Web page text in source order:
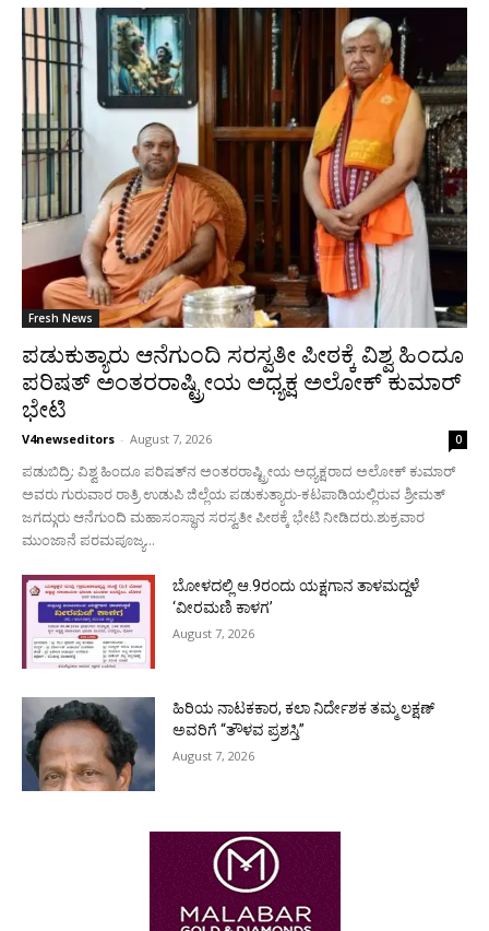
Fresh News
ಪಡುಕುತ್ಯಾರು ಆನೆಗುಂದಿ ಸರಸ್ವತೀ ಪೀಠಕ್ಕೆ ವಿಶ್ವ ಹಿಂದೂ
ಪರಿಷತ್ ಅಂತರರಾಷ್ಟ್ರೀಯ ಅಧ್ಯಕ್ಷ ಅಲೋಕ್ ಕುಮಾರ್
ಭೇಟಿ
V4newseditors - August 7, 2026 0
ಪಡುಬಿದ್ರಿ: ವಿಶ್ವ ಹಿಂದೂ ಪರಿಷತ್‌ನ ಅಂತರರಾಷ್ಟ್ರೀಯ ಅಧ್ಯಕ್ಷರಾದ ಅಲೋಕ್ ಕುಮಾರ್
ಅವರು ಗುರುವಾರ ರಾತ್ರಿ ಉಡುಪಿ ಜಿಲ್ಲೆಯ ಪಡುಕುತ್ಯಾರು-ಕಟಪಾಡಿಯಲ್ಲಿರುವ ಶ್ರೀಮತ್
ಜಗದ್ಗುರು ಆನೆಗುಂದಿ ಮಹಾಸಂಸ್ಥಾನ ಸರಸ್ವತೀ ಪೀಠಕ್ಕೆ ಭೇಟಿ ನೀಡಿದರು.ಶುಕ್ರವಾರ
ಮುಂಜಾನೆ ಪರಮಪೂಜ್ಯ...
ಬೋಳದಲ್ಲಿ ಆ.9ರಂದು ಯಕ್ಷಗಾನ ತಾಳಮದ್ದಳೆ
‘ವೀರಮಣಿ ಕಾಳಗ’
August 7, 2026
ಹಿರಿಯ ನಾಟಕಕಾರ, ಕಲಾ ನಿರ್ದೇಶಕ ತಮ್ಮ ಲಕ್ಷಣ್
ಅವರಿಗೆ “ತೌಳವ ಪ್ರಶಸ್ತಿ”
August 7, 2026